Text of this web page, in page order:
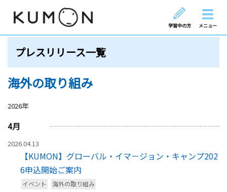
学習中の方 メニュー
プレスリリース一覧
海外の取り組み
2026年
4月
2026.04.13
【KUMON】グローバル・イマ－ジョン・キャンプ202
6申込開始ご案内
イベント 海外の取り組み